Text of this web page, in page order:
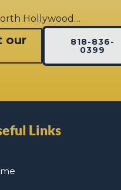
Hollywood…
our
818-836-
0399
Links